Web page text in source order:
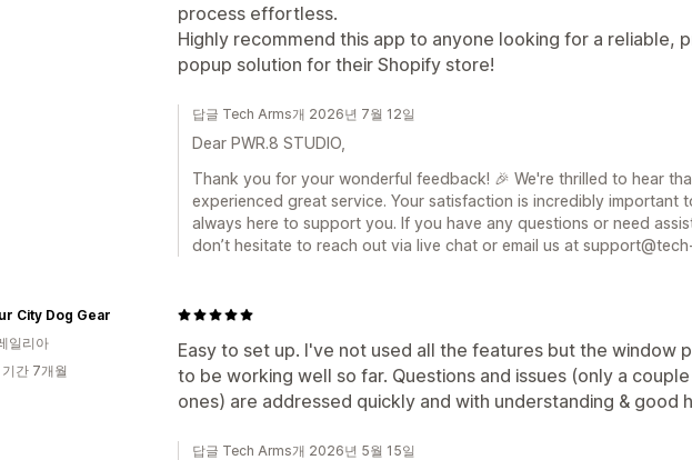
process effortless.
Highly recommend this app to anyone looking for a reliable,
popup solution for their Shopify store!
답글 Tech Arms개 2026년 7월 12일
Dear PWR.8 STUDIO,
Thank you for your wonderful feedback! 🎉 We're thrilled to hear
experienced great service. Your satisfaction is incredibly important
always here to support you. If you have any questions or need
don’t hesitate to reach out via live chat or email us at
Easy to set up. I've not used all the features but the window
to be working well so far. Questions and issues (only a
ones) are addressed quickly and with understanding & good
City Dog Gear
일리아
간 7개월
답글 Tech Arms개 2026년 5월 15일